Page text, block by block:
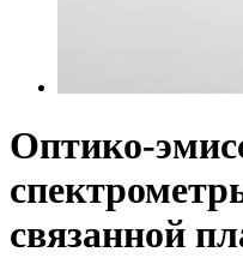
Оптико-
связанной